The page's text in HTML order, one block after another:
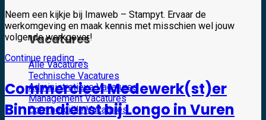
Vacatures
Alle Vacatures
Technische Vacatures
Administratieve Vacatures
Management Vacatures
Commerciële Vacatures
Neem een kijkje bij Imaweb – Stampyt. Ervaar de
werkomgeving en maak kennis met misschien wel jouw
volgende werkgever!
Continue reading →
Commercieel Medewerk(st)er
Binnendienst bij Longo in Vuren